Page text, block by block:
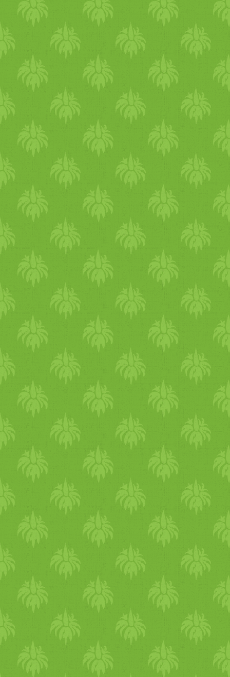
fontos a szervezet tisztítása,
máj tehermentesítése
tisztítókúrákkal, keserű
ételekkel és
gyógynövényekkel. Ha a
szemed viszket, ég, akkor jól
tud lenni egy kis hűsítő
rózsavizes szemöblítés
reggelente és kerld a savanyú
és csípős ételeket. Pl
vizet is érdemes kerülni.
rutin Áprilisban már figyelj
arra, hogy ne aludjanak
sokáig. Ideális, ha a
napsütéssel ébredsz. A
reggeli tisztálkodás után,
a napot egy pohár meleg
vízzel. Reggel egy könnyed
jóga és egy kis
segít felébreszteni a tested.
Minden napra építs meg
legalább 20-30 perc mozgást
kint a szabadban - séta,
kerékpározás, túrázás.